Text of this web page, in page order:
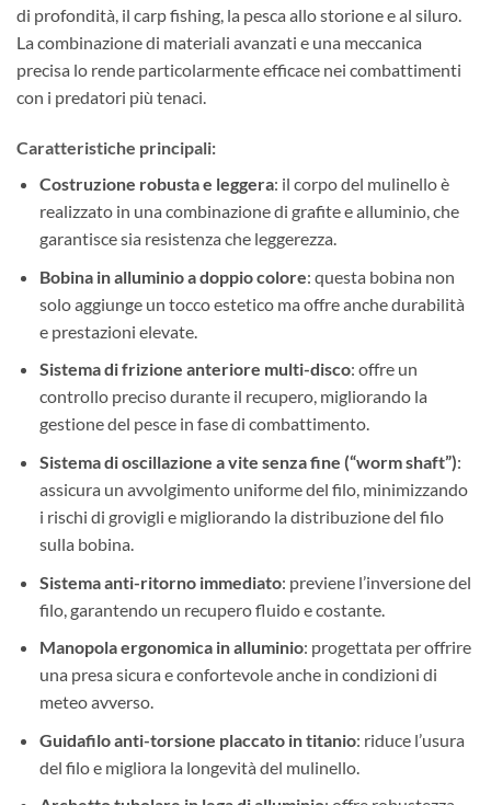
di profondità, il carp fishing, la pesca allo storione e al siluro.
La combinazione di materiali avanzati e una meccanica
precisa lo rende particolarmente efficace nei combattimenti
con i predatori più tenaci.
Caratteristiche principali:
Costruzione robusta e leggera: il corpo del mulinello è
realizzato in una combinazione di grafite e alluminio, che
garantisce sia resistenza che leggerezza.
Bobina in alluminio a doppio colore: questa bobina non
solo aggiunge un tocco estetico ma offre anche durabilità
e prestazioni elevate.
Sistema di frizione anteriore multi-disco: offre un
controllo preciso durante il recupero, migliorando la
gestione del pesce in fase di combattimento.
Sistema di oscillazione a vite senza fine (“worm shaft”):
assicura un avvolgimento uniforme del filo, minimizzando
i rischi di grovigli e migliorando la distribuzione del filo
sulla bobina.
Sistema anti-ritorno immediato: previene l’inversione del
filo, garantendo un recupero fluido e costante.
Manopola ergonomica in alluminio: progettata per offrire
una presa sicura e confortevole anche in condizioni di
meteo avverso.
Guidafilo anti-torsione placcato in titanio: riduce l’usura
del filo e migliora la longevità del mulinello.